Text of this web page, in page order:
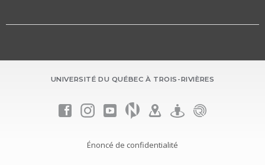
UNIVERSITÉ DU QUÉBEC À TROIS-RIVIÈRES
Énoncé de confidentialité